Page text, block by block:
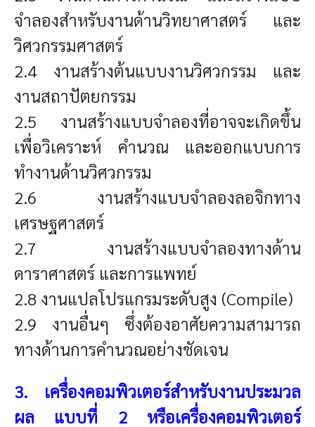
จำลองสำหรับงานด้านวิทยาศาสตร์ และ
วิศวกรรมศาสตร์
2.4 งานสร้างต้นแบบงานวิศวกรรม และ
งานสถาปัตยกรรม
2.5 งานสร้างแบบจำลองที่อาจจะเกิดขึ้น
เพื่อวิเคราะห์ คำนวณ และออกแบบการ
ทำงานด้านวิศวกรรม
2.6 งานสร้างแบบจำลองลอจิกทาง
เศรษฐศาสตร์
2.7 งานสร้างแบบจำลองทางด้าน
ดาราศาสตร์ และการแพทย์
2.8 งานแปลโปรแกรมระดับสูง (Compile)
2.9 งานอื่นๆ ซึ่งต้องอาศัยความสามารถ
ทางด้านการคำนวณอย่างชัดเจน
3. เครื่องคอมพิวเตอร์สำหรับงานประมวล
ผล แบบที่ 2 หรือเครื่องคอมพิวเตอร์